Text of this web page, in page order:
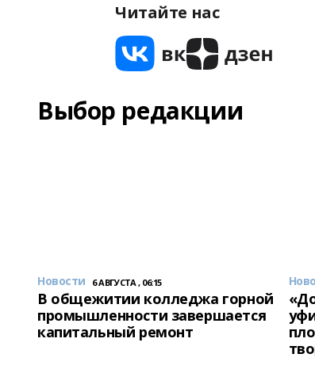
Читайте нас
Выбор редакции
Новости 6 АВГУСТА , 06:15
В общежитии колледжа горной
промышленности завершается
капитальный ремонт